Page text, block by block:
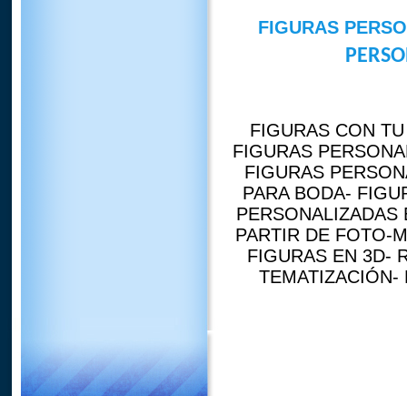
FIGURAS
FIGURAS CON
FIGURAS
FIGURAS
PARA BODA-
PERSONALIZADAS
PARTIR DE FOTO-
FIGURAS EN 3D-
TEMATIZACIÓN-